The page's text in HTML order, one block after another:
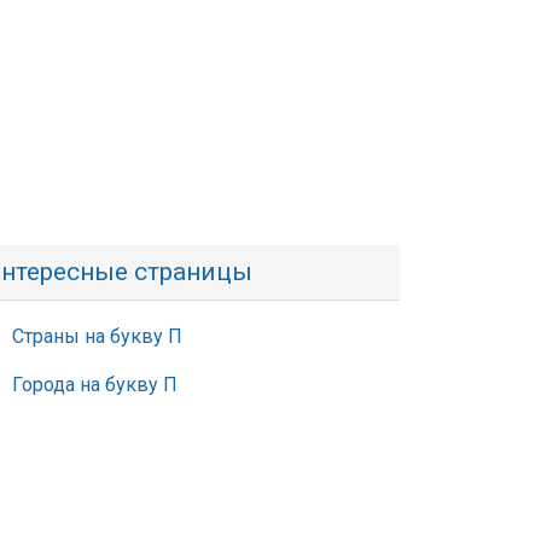
страницы
Страны на букву П
Города на букву П